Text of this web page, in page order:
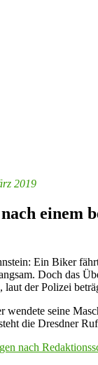
2019
Ein Biker
Doch das
der Polizei
seine
die Dresdner
nach